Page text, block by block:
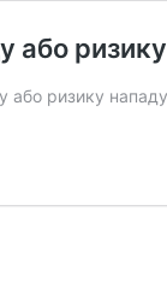
або
або ризику